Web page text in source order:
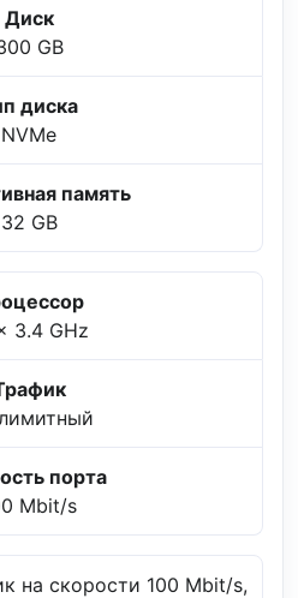
Диск
GB
диска
NVMe
память
32 GB
3.4 GHz
порта
Mbit/s
на скорости 100 Mbit/s,